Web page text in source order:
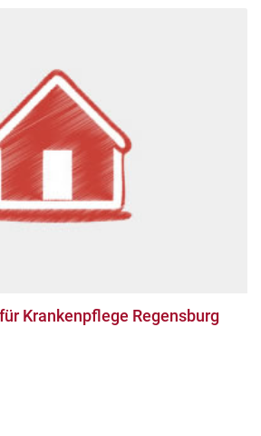
Krankenpflege Regensburg